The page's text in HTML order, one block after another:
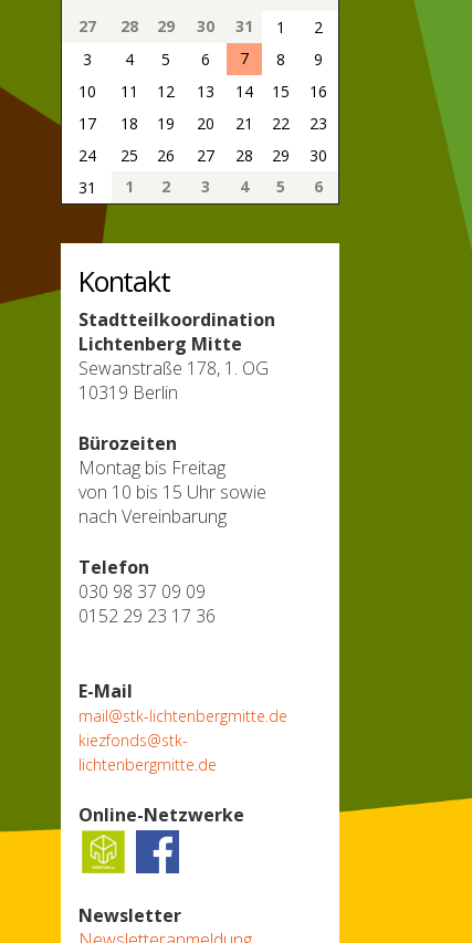
27
28 29 30 31 1
2
3
4 5 6 7 8
9
10
11 12 13 14 15
16
17
18 19 20 21 22
23
24
25 26 27 28 29
30
31
1 2 3 4 5 6
Kontakt
Stadtteilkoordination
Lichtenberg Mitte
Sewanstraße 178, 1. OG
10319 Berlin
Bürozeiten
Montag bis Freitag
von 10 bis 15 Uhr sowie
nach Vereinbarung
Telefon
030 98 37 09 09
0152 29 23 17 36
E-Mail
mail@stk-lichtenbergmitte.de
kiezfonds@stk-
lichtenbergmitte.de
Online-Netzwerke
Newsletter